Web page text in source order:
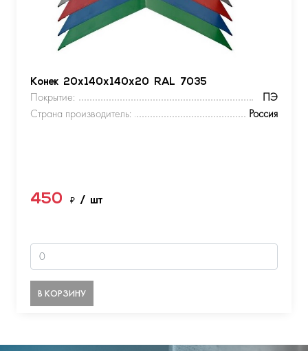
Конек 20х140х140х20 RAL 7035
Покрытие:
ПЭ
Страна производитель:
Россия
450 ₽ / шт
В КОРЗИНУ